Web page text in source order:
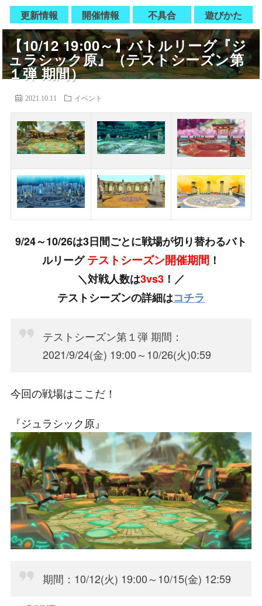
更新情報 開催情報 不具合 遊びかた
【10/12 19:00～】バトルリーグ『ジ
ュラシック原』（テストシーズン第
１弾 期間）
2021.10.11 イベント
9/24～10/26は3日間ごとに戦場が切り替わるバト
ルリーグテストシーズン開催期間 ！
＼対戦人数は3vs3 ！／
テストシーズンの詳細はコチラ
テストシーズン第１弾 期間：
2021/9/24(金) 19:00～10/26(火)0:59
今回の戦場はここだ！
『ジュラシック原』
期間：10/12(火) 19:00～10/15(金) 12:59